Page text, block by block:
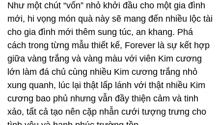
Như một chút “vốn” nhỏ khởi đầu cho một gia đình
mới, hi vọng món quà này sẽ mang đến nhiều lộc tài
cho gia đình mới thêm sung túc, an khang. Phá
cách trong từng mẫu thiết kế, Forever là sự kết hợp
giữa vàng trắng và vàng màu với viên Kim cương
lớn làm đá chủ cùng nhiều Kim cương trắng nhỏ
xung quanh, lúc lại thật lấp lánh với thật nhiều Kim
cương bao phủ nhưng vẫn đầy thiện cảm và tinh
xảo, tất cả tạo nên cặp nhẫn cưới tượng trưng cho